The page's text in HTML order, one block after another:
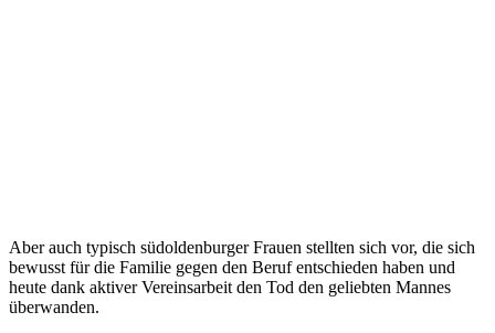
Aber auch typisch südoldenburger Frauen stellten sich vor, die sich
bewusst für die Familie gegen den Beruf entschieden haben und
heute dank aktiver Vereinsarbeit den Tod den geliebten Mannes
überwanden.